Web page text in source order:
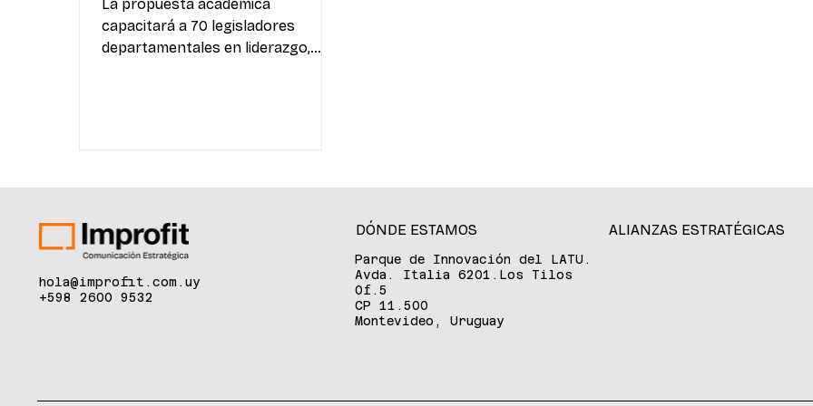
La propuesta académica
capacitará a 70 legisladores
departamentales en liderazgo,
Legisladores Departamentales
2025, una propuesta que busca
capacitar a 70 ediles titulares o
suplentes de los 19
hola@improfit.com.uy
+598 2600 9532
DÓNDE ESTAMOS
Parque de Innovación del LATU.
Avda. Italia 6201.Los Tilos
Of.5
CP 11.500
Montevideo, Uruguay
ALIANZAS ESTRATÉGICAS